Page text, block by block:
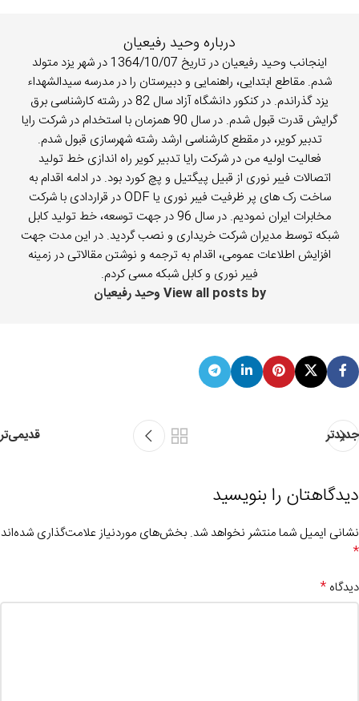
درباره وحید رفیعیان
اینجانب وحید رفیعیان در تاریخ 1364/10/07 در شهر یزد متولد
شدم. مقاطع ابتدایی، راهنمایی و دبیرستان را در مدرسه سیدالشهداء
یزد گذراندم. در کنکور دانشگاه آزاد سال 82 در رشته کارشناسی برق
گرایش قدرت قبول شدم. در سال 90 همزمان با استخدام در شرکت رایا
تدبیر کویر، در مقطع کارشناسی ارشد رشته شهرسازی قبول شدم.
فعالیت اولیه من در شرکت رایا تدبیر کویر راه اندازی خط تولید
اتصالات فیبر نوری از قبیل پیگتیل و پچ کورد بود. در ادامه اقدام به
ساخت رک های پر ظرفیت فیبر نوری یا ODF در قراردادی با شرکت
مخابرات ایران نمودیم. در سال 96 در جهت توسعه، خط تولید کابل
شبکه توسط مدیران شرکت خریداری و نصب گردید. در این مدت جهت
افزایش اطلاعات عمومی، اقدام به ترجمه و نوشتن مقالاتی در زمینه
فیبر نوری و کابل شبکه مسی کردم.
View all posts by وحید رفیعیان
جدیدتر قدیمی‌تر
دیدگاهتان را بنویسید
نشانی ایمیل شما منتشر نخواهد شد. بخش‌های موردنیاز علامت‌گذاری شده‌اند
*
دیدگاه *